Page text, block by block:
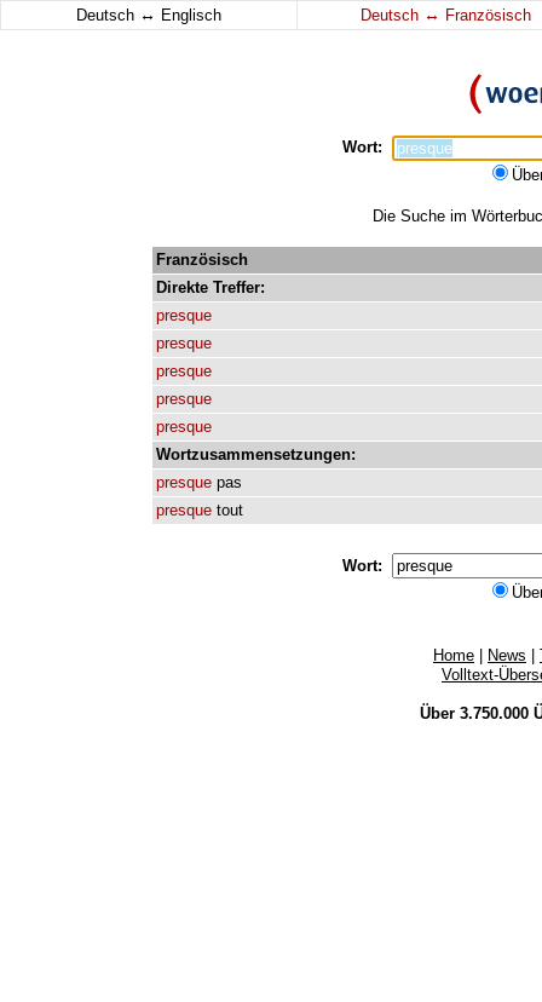
Deutsch ↔ Englisch Deutsch ↔ Französisch
Wort:
Die Suche im
Französisch
Direkte Treffer:
presque
presque
presque
presque
presque
Wortzusammensetzungen:
presque pas
presque tout
Wort:
Home News
Volltext-
Über 3.750.000